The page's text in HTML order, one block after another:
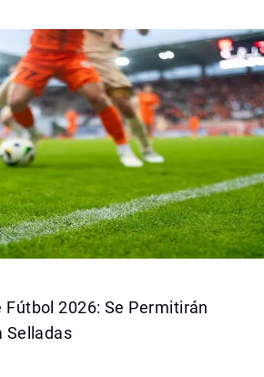
Fútbol 2026: Se Permitirán
Selladas